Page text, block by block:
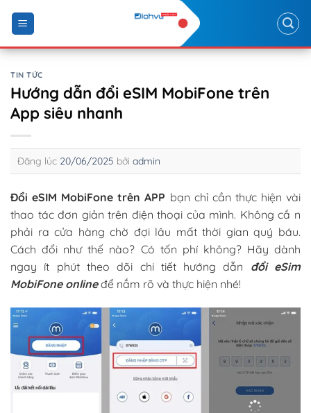
content
TIN TỨC
Hướng dẫn đổi eSIM MobiFone trên
App siêu nhanh
Đăng lúc 20/06/2025 bởi admin
Đổi eSIM MobiFone trên APP bạn chỉ cần thực hiện vài
thao tác đơn giản trên điện thoại của mình. Không cầ n
phải ra cửa hàng chờ đợi lâu mất thời gian quý báu.
Cách đổi như thế nào? Có tốn phí không? Hãy dành
ngay ít phút theo dõi chi tiết hướng dẫn đổi eSim
MobiFone onlineđể nắm rõ và thực hiện nhé!